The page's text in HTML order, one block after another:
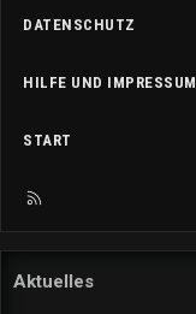
DATENSCHUTZ
HILFE UND IMPRESSUM
START
R
Aktuelles